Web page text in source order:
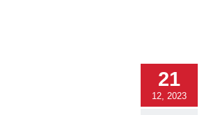
21
12, 2023